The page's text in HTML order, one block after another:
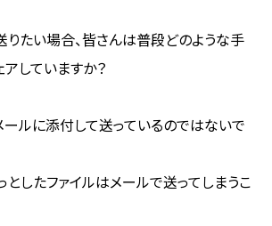
りたい場合、皆さんは普段どのような手
していますか？
ールに添付して送っているのではないで
としたファイルはメールで送ってしまうこ